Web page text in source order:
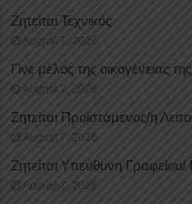
Ζητείται Τεχνικός
August 7, 2026
Γίνε μέλος της οικογένειας
August 7, 2026
Ζητείται Προϊστάμενος/η
August 7, 2026
Ζητείται Υπεύθυνη
August 7, 2026